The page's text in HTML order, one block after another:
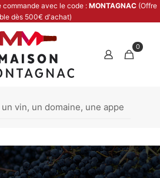
avec le code : MONTAGNAC (Offre
dès 500€ d'achat)
0